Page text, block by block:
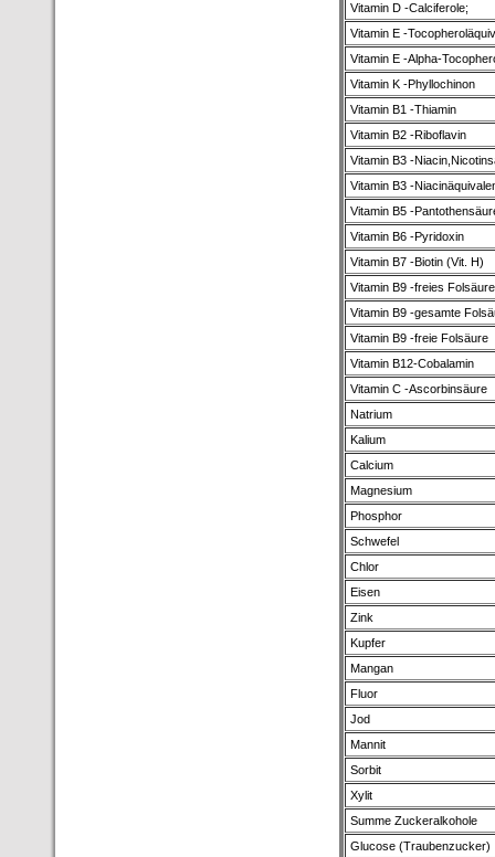
Vitamin D -Calciferole;
Vitamin E -
Vitamin E -Alpha-
Vitamin K -Phyllochinon
Vitamin B1 -Thiamin
Vitamin B2 -Riboflavin
Vitamin B3 -
Vitamin B3 -
Vitamin B5 -
Vitamin B6 -Pyridoxin
Vitamin B7 -Biotin (Vit. H)
Vitamin B9 -freies
Vitamin B9 -gesamte
Vitamin B9 -freie Folsäure
Vitamin B12-Cobalamin
Vitamin C -Ascorbinsäure
Natrium
Kalium
Calcium
Magnesium
Phosphor
Schwefel
Chlor
Eisen
Zink
Kupfer
Mangan
Fluor
Jod
Mannit
Sorbit
Xylit
Summe Zuckeralkohole
Glucose (Traubenzucker)